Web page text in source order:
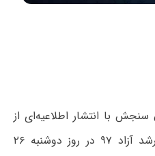
با انتشار اطلاعیه‌ای از
اعلام نتایج آزمون کارشناسی ارشد آزاد ۹۷ در روز دوشنبه ۲۶